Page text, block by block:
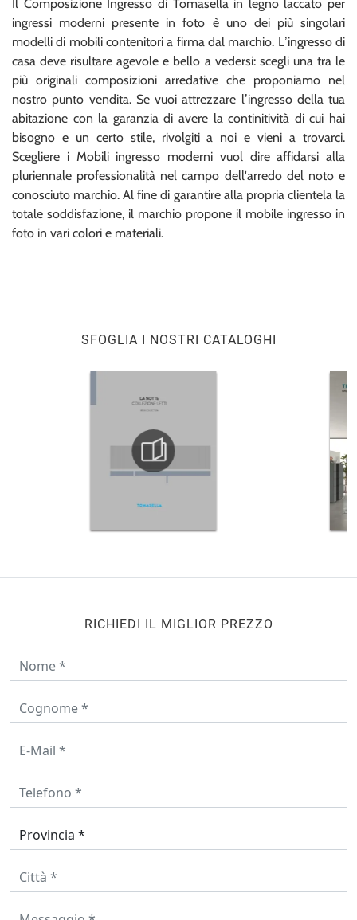
Il Composizione Ingresso di Tomasella in legno laccato per
ingressi moderni presente in foto è uno dei più singolari
modelli di mobili contenitori a firma dal marchio. L’ingresso di
casa deve risultare agevole e bello a vedersi: scegli una tra le
più originali composizioni arredative che proponiamo nel
nostro punto vendita. Se vuoi attrezzare l’ingresso della tua
abitazione con la garanzia di avere la continitività di cui hai
bisogno e un certo stile, rivolgiti a noi e vieni a trovarci.
Scegliere i Mobili ingresso moderni vuol dire affidarsi alla
pluriennale professionalità nel campo dell'arredo del noto e
conosciuto marchio. Al fine di garantire alla propria clientela la
totale soddisfazione, il marchio propone il mobile ingresso in
foto in vari colori e materiali.
SFOGLIA I NOSTRI CATALOGHI
RICHIEDI IL MIGLIOR PREZZO